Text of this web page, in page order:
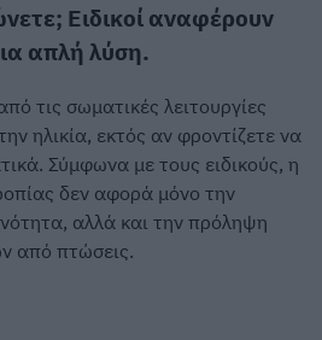
Ειδικοί αναφέρουν
απλή λύση.
τις σωματικές λειτουργίες
ηλικία, εκτός αν φροντίζετε να
Σύμφωνα με τους ειδικούς, η
δεν αφορά μόνο την
αλλά και την πρόληψη
από πτώσεις.